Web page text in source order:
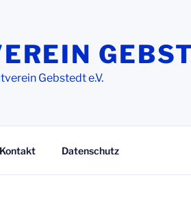
Gebstedt e.V.
Kontakt Datenschutz